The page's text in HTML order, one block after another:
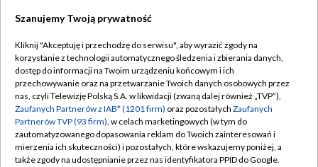
TVP
Abonament TVP
Emisja w TVP
Centrum informacji TVP
Naziemna Telewizja Cyfrowa
Regulamin TVP
Polityka prywatności
Moje zgody
Pomoc
Szanujemy Twoją prywatność
Kliknij "Akceptuję i przechodzę do serwisu", aby wyrazić zgody na
korzystanie z technologii automatycznego śledzenia i zbierania danych,
dostęp do informacji na Twoim urządzeniu końcowym i ich
przechowywanie oraz na przetwarzanie Twoich danych osobowych przez
nas, czyli Telewizję Polską S.A. w likwidacji (zwaną dalej również „TVP”),
Zaufanych Partnerów z IAB* (1201 firm) oraz pozostałych Zaufanych
Partnerów TVP (93 firm), w celach marketingowych (w tym do
zautomatyzowanego dopasowania reklam do Twoich zainteresowań i
mierzenia ich skuteczności) i pozostałych, które wskazujemy poniżej, a
także zgody na udostępnianie przez nas identyfikatora PPID do Google.